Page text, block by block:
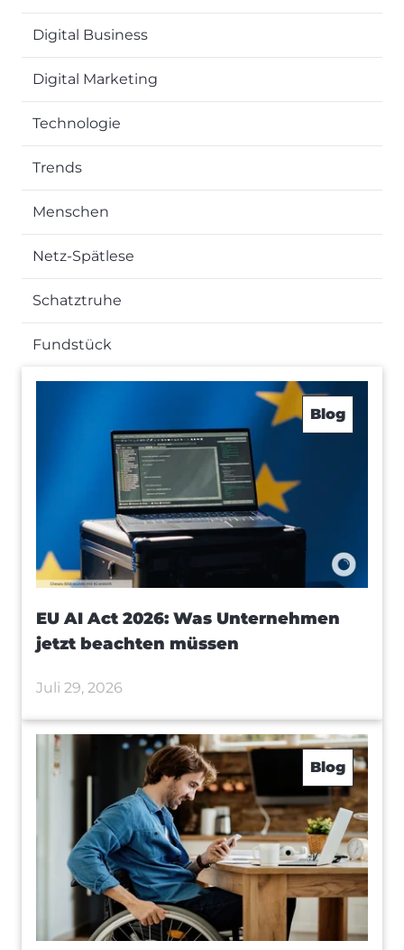
Digital Business
Digital Marketing
Technologie
Trends
Menschen
Netz-Spätlese
Schatztruhe
Fundstück
Blog
EU AI Act 2026: Was Unternehmen
jetzt beachten müssen
Juli 29, 2026
Blog